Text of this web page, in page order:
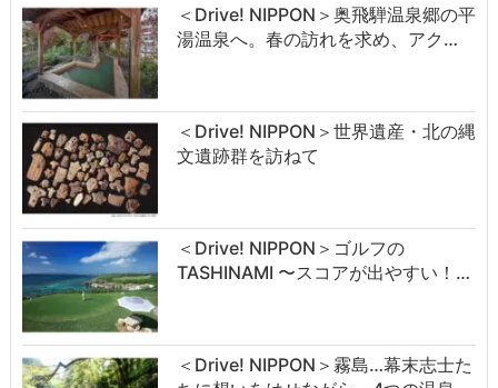
＜Drive! NIPPON＞奥飛騨温泉郷の平
湯温泉へ。春の訪れを求め、アク…
＜Drive! NIPPON＞世界遺産・北の縄
文遺跡群を訪ねて
＜Drive! NIPPON＞ゴルフの
TASHINAMI 〜スコアが出やすい！…
＜Drive! NIPPON＞霧島…幕末志士た